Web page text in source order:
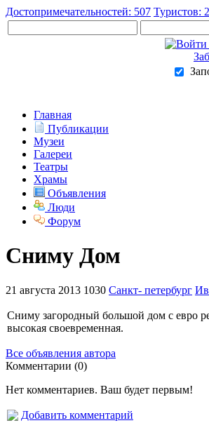
Достопримечательностей: 507 Туристов:
Главная
Публикации
Музеи
Галереи
Театры
Храмы
Объявления
Люди
Форум
Сниму Дом
21 августа 2013 1030 Санкт- петербург
Сниму загородный большой дом с евро
высокая своевременная.
Все объявления автора
Комментарии (0)
Нет комментариев. Ваш будет первым!
Добавить комментарий